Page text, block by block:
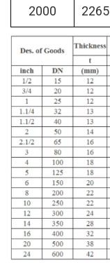
2000 2265